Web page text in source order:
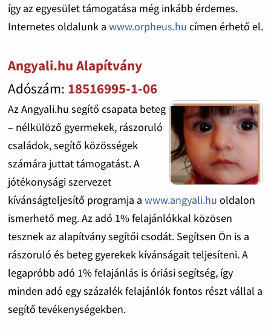
így az egyesület támogatása még inkább érdemes.
Internetes oldalunk a www.orpheus.hu címen érhető el.
Angyali.hu Alapítvány
Adószám: 18516995-1-06
Az Angyali.hu segítő csapata beteg
– nélkülöző gyermekek, rászoruló
családok, segítő közösségek
számára juttat támogatást. A
jótékonysági szervezet
kívánságteljesítő programja a www.angyali.hu oldalon
ismerhető meg. Az adó 1% felajánlókkal közösen
tesznek az alapítvány segítői csodát. Segítsen Ön is a
rászoruló és beteg gyerekek kívánságait teljesíteni. A
legapróbb adó 1% felajánlás is óriási segítség, így
minden adó egy százalék felajánlók fontos részt vállal a
segítő tevékenységekben.